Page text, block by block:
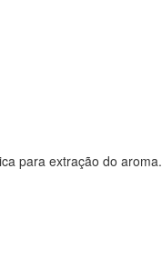
para extração do aroma.